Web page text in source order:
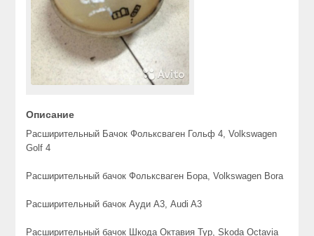
Описание
Расширительный Бачок Фольксваген Гольф 4, Volkswagen
Golf 4
Расширительный бачок Фольксваген Бора, Volkswagen Bora
Расширительный бачок Ауди А3, Audi A3
Расширительный бачок Шкода Октавия Тур, Skoda Octavia